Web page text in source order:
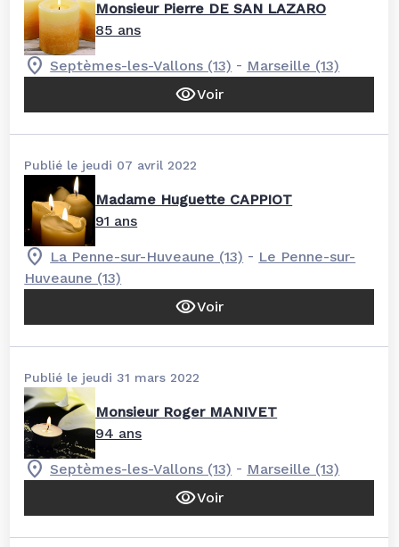
Monsieur Pierre DE SAN LAZARO
85 ans
Septèmes-les-Vallons (13) - Marseille (13)
Voir
Publié le jeudi 07 avril 2022
Madame Huguette CAPPIOT
91 ans
La Penne-sur-Huveaune (13) - Le Penne-sur-
Huveaune (13)
Voir
Publié le jeudi 31 mars 2022
Monsieur Roger MANIVET
94 ans
Septèmes-les-Vallons (13) - Marseille (13)
Voir